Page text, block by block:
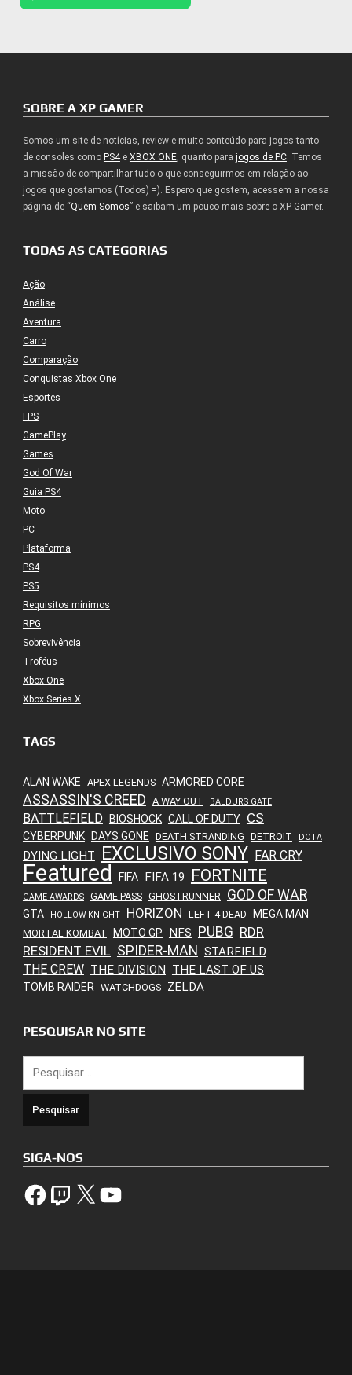
SOBRE A XP GAMER
Somos um site de notícias, review e muito conteúdo para jogos tanto
de consoles como PS4e XBOX ONE, quanto para jogos de PC. Temos
a missão de compartilhar tudo o que conseguirmos em relação ao
jogos que gostamos (Todos) =). Espero que gostem, acessem a nossa
página de “Quem Somos” e saibam um pouco mais sobre o XP Gamer.
TODAS AS CATEGORIAS
Ação
Análise
Aventura
Carro
Comparação
Conquistas Xbox One
Esportes
FPS
GamePlay
Games
God Of War
Guia PS4
Moto
PC
Plataforma
PS4
PS5
Requisitos mínimos
RPG
Sobrevivência
Troféus
Xbox One
Xbox Series X
TAGS
ALAN WAKE APEX LEGENDS ARMORED CORE
ASSASSIN'S CREED A WAY OUT BALDURS GATE
BATTLEFIELD BIOSHOCK CALL OF DUTY CS
CYBERPUNK DAYS GONE DEATH STRANDING DETROIT DOTA
DYING LIGHT EXCLUSIVO SONY FAR CRY
Featured FIFA FIFA 19 FORTNITE
GAME AWARDS GAME PASS GHOSTRUNNER GOD OF WAR
GTA HOLLOW KNIGHT HORIZON LEFT 4 DEAD MEGA MAN
MORTAL KOMBAT MOTO GP NFS PUBG RDR
RESIDENT EVIL SPIDER-MAN STARFIELD
THE CREW THE DIVISION THE LAST OF US
TOMB RAIDER WATCHDOGS ZELDA
PESQUISAR NO SITE
por:
SIGA-NOS
FacebookTwitch X YouTube